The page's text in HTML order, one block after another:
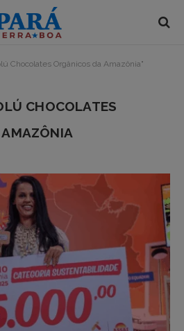
Chocolates Orgânicos da Amazônia"
CHOCOLATES
AMAZÔNIA